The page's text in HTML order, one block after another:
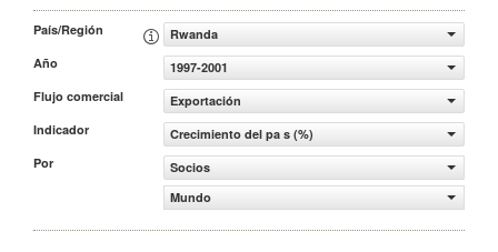
País/Región
Rwanda
Año
1997-2001
Flujo comercial
Exportación
Indicador
Crecimiento del pa s (%)
Por
Socios
Mundo